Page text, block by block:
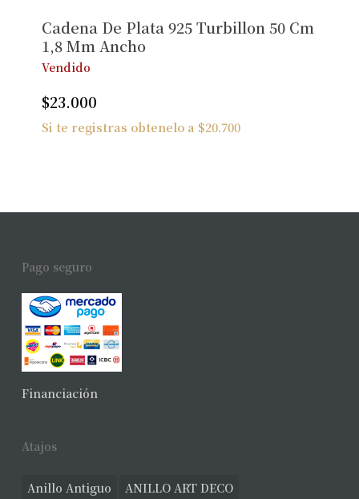
Cadena De Plata 925 Turbillon 50 Cm
1,8 Mm Ancho
Vendido
$23.000
Si te registras obtenelo a $20.700
Pago seguro
Financiación
Atajos
Anillo Antiguo
ANILLO ART DECO